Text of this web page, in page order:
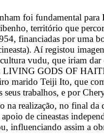
foi fundamental para
território que
financiadas por uma
Aí registou
vudu, que iriam
GODS OF HAITI,
marido Teiji Ito, que
seus trabalhos, e por
na realização, no final
de cineastas
influenciando assim a